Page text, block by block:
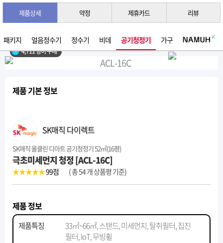
패키지 얼음정수기 정수기 비데 공기청정기 가구
제품상세 약정 제휴카드 리뷰
3초 간편 견적 받기 →
2026년 07월 생산
4,711 명이 구매
제품 기본 정보
SK매직 다이렉트
SK매직 올클린 디아트 공기청정기 52㎡(16평)
극초미세먼지 청정 [ACL-16C]
★★★★★99점 ( 총 54 개 상품평 기준)
제품 정보
제품특징
33㎡~66㎡, 스탠드, 미세먼지, 탈취필터, 집진
필터, IoT, 무빙휠